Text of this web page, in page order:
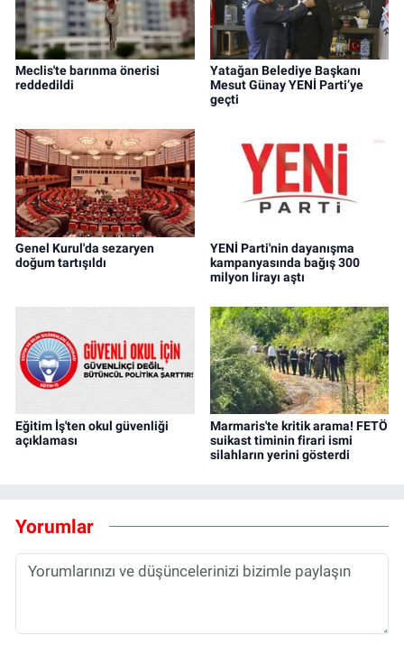
Meclis'te barınma önerisi
reddedildi
Yatağan Belediye Başkanı
Mesut Günay YENİ Parti’ye
geçti
Genel Kurul'da sezaryen
doğum tartışıldı
YENİ Parti'nin dayanışma
kampanyasında bağış 300
milyon lirayı aştı
Eğitim İş'ten okul güvenliği
açıklaması
Marmaris'te kritik arama! FETÖ
suikast timinin firari ismi
silahların yerini gösterdi
Yorumlar